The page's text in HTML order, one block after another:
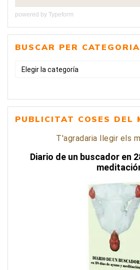
powered by Typeform
BUSCAR PER CATEGORIA
BUSCAR
PUBLICITAT COSES DEL
T'agradaria llegir els
Diario de un buscador en